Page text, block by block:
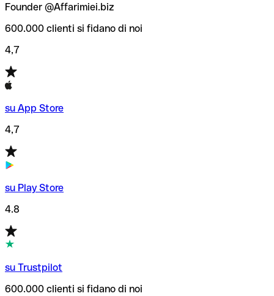
Founder @Affarimiei.biz
600.000 clienti si fidano di noi
4,7
su App Store
4,7
su Play Store
4.8
su Trustpilot
600.000 clienti si fidano di noi